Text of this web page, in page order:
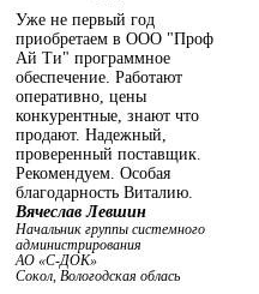
Уже не первый год
приобретаем в ООО "Проф
Ай Ти" программное
обеспечение. Работают
оперативно, цены
конкурентные, знают что
продают. Надежный,
проверенный поставщик.
Рекомендуем. Особая
благодарность Виталию.
Вячеслав Левшин
Начальник группы системного
администрирования
АО «С-ДОК»
Сокол, Вологодская облась